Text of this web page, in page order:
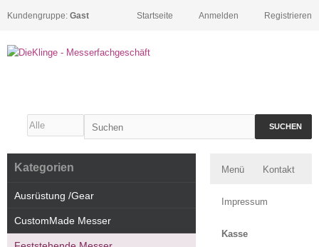
Kundengruppe: Gast Registrieren
Anmelden
Startseite
SUCHEN
Menü Kontakt
Impressum
Kasse
Kategorien
Ausrüstung /Gear
CustomMade Messer